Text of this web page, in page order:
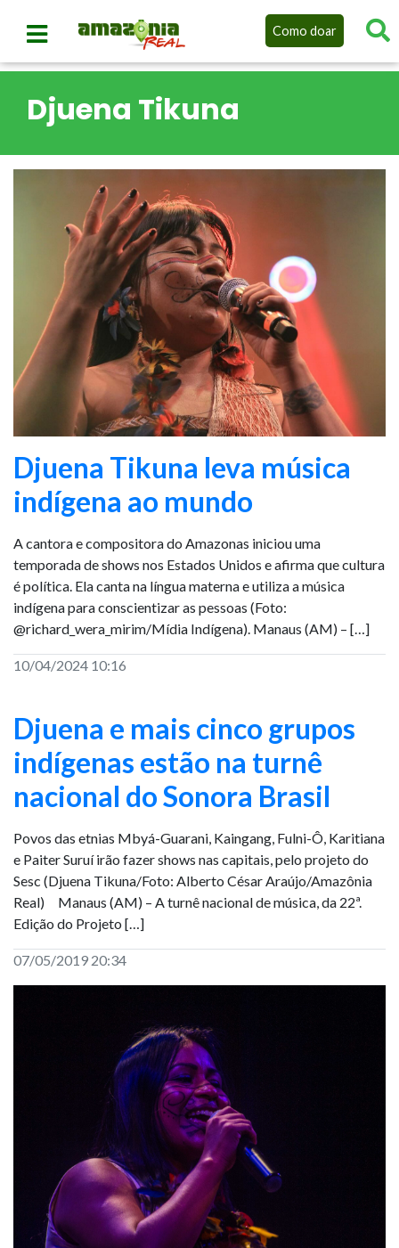
Como doar
Djuena Tikuna
Djuena Tikuna leva música
indígena ao mundo
A cantora e compositora do Amazonas iniciou uma
temporada de shows nos Estados Unidos e afirma que cultura
é política. Ela canta na língua materna e utiliza a música
indígena para conscientizar as pessoas (Foto:
@richard_wera_mirim/Mídia Indígena). Manaus (AM) – […]
10/04/2024 10:16
Djuena e mais cinco grupos
indígenas estão na turnê
nacional do Sonora Brasil
Povos das etnias Mbyá-Guarani, Kaingang, Fulni-Ô, Karitiana
e Paiter Suruí irão fazer shows nas capitais, pelo projeto do
Sesc (Djuena Tikuna/Foto: Alberto César Araújo/Amazônia
Real) Manaus (AM) – A turnê nacional de música, da 22ª.
Edição do Projeto […]
07/05/2019 20:34